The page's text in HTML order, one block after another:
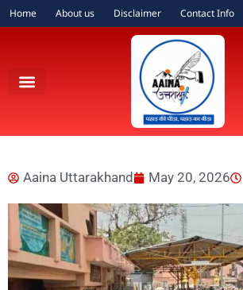
Home About us Disclaimer Contact Info
Aaina Uttarakhand May 20, 2026